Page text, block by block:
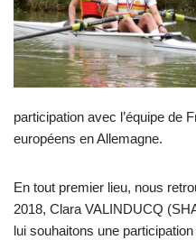
participation avec l’équipe de
européens en Allemagne.
En tout premier lieu, nous
2018, Clara VALINDUCQ
lui souhaitons une